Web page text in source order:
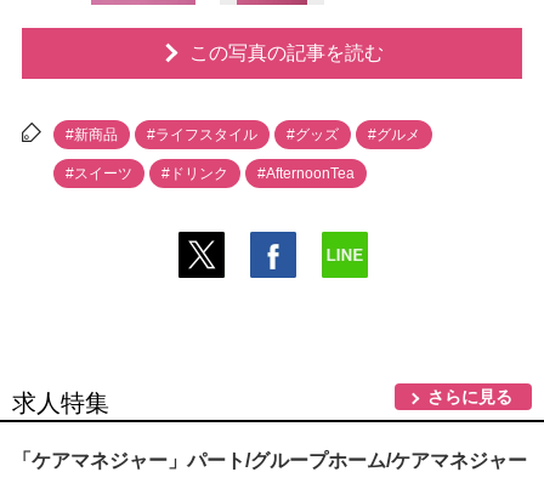
この写真の記事を読む
#新商品 #ライフスタイル #グッズ #グルメ
#スイーツ #ドリンク #AfternoonTea
求人特集 さらに見る
「ケアマネジャー」パート/グループホーム/ケアマネジャー